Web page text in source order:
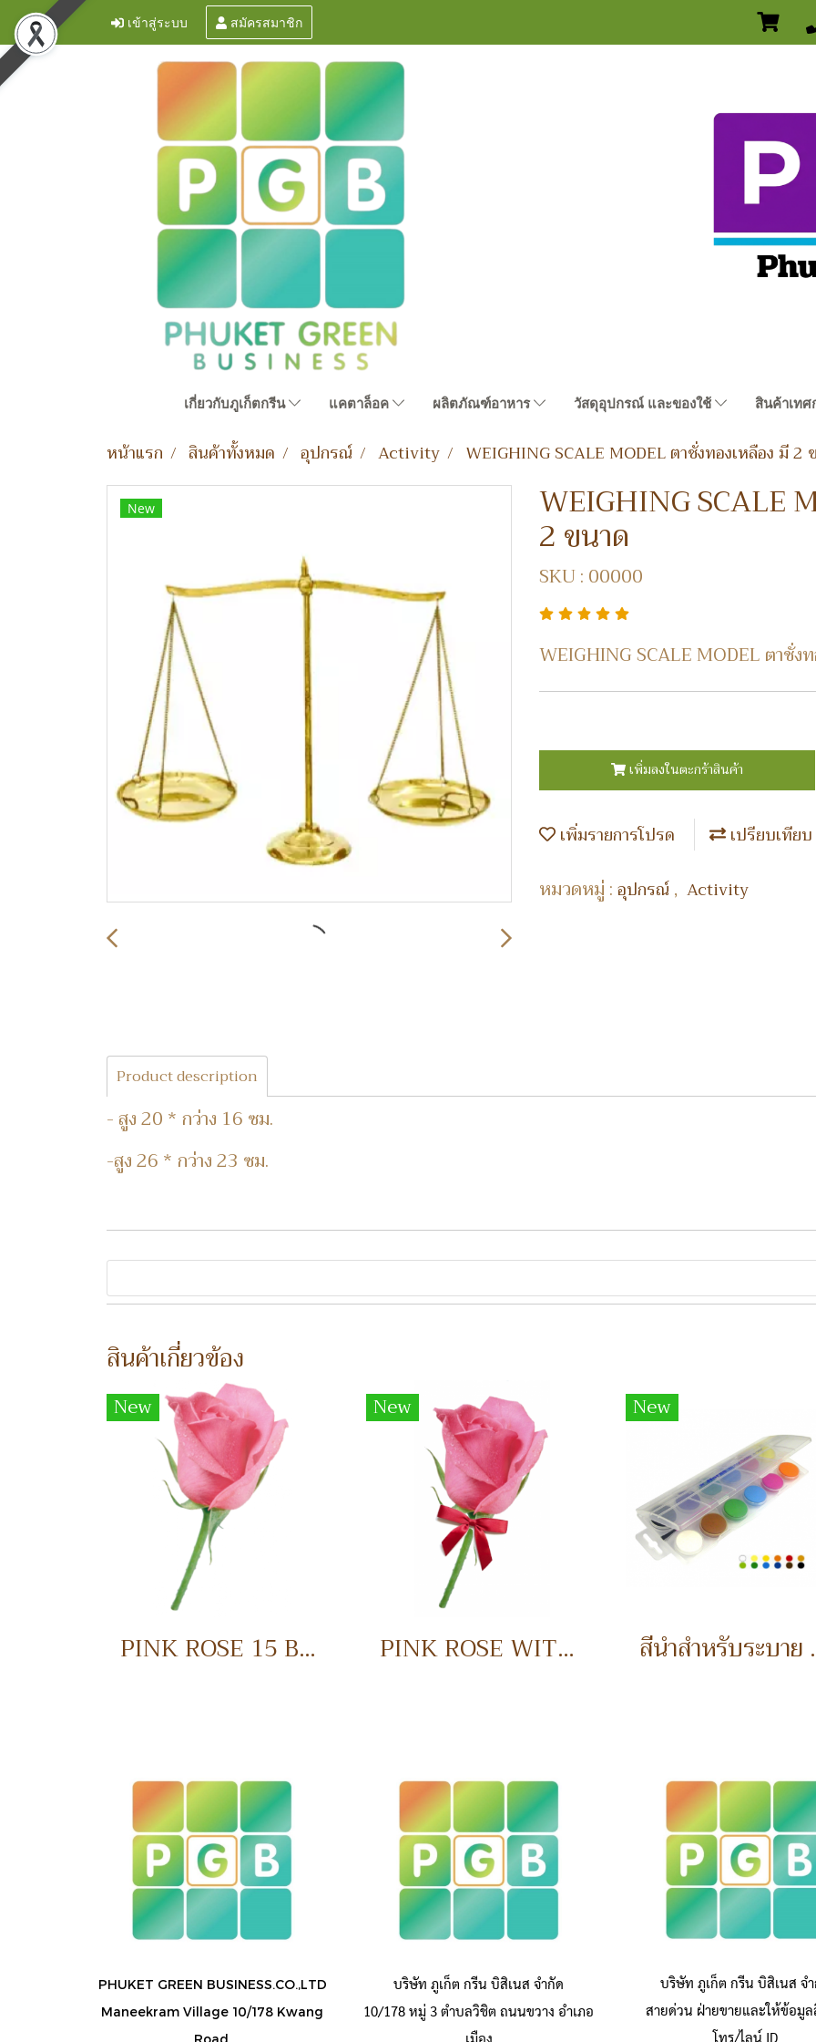
เข้าสู่ระบบ สมัครสมาชิก
เกี่ยวกับภูเก็ตกรีน แคตาล็อค ผลิตภัณฑ์อาหาร วัสดุอุปกรณ์ และของใช้ สินค้าเทศ
หน้าแรก สินค้าทั้งหมด อุปกรณ์ Activity WEIGHING SCALE MODEL ตาชั่งทองเหลือง มี 2
New WEIGHING SCALE
2 ขนาด
SKU : 00000
WEIGHING SCALE MODEL ตาชั่ง
เพิ่มลงในตะกร้าสินค้า
เพิ่มรายการโปรด เปรียบเทียบ
หมวดหมู่ :อุปกรณ์, Activity
Product description
- สูง 20 * กว่าง 16 ซม.
-สูง 26 * กว่าง 23 ซม.
สินค้าเกี่ยวข้อง
New
PINK ROSE 15 BAHT ดอกกุหราบ
New
PINK ROSE WITH RIBBON 20 BAHT ดอกกุหราบพร้อมริบบิ้น
New
สีน้ำ
PHUKET GREEN BUSINESS.CO.,LTD
Maneekram Village 10/178 Kwang
Road,
บริษัท ภูเก็ต กรีน บิสิเนส จำกัด
10/178 หมู่ 3 ตำบลวิชิต ถนนขวาง อำเภอ
เมือง
บริษัท ภูเก็ต กรีน บิสิเนส จ
สายด่วน ฝ่ายขายและให้ข้อมู
โทร/ไลน์ ID